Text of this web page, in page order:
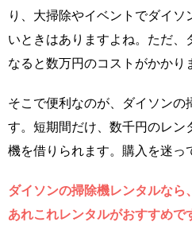
り、大掃除やイベントでダイソ
いときはありますよね。ただ、
なると数万円のコストがかかり
そこで便利なのが、ダイソンの
す。短期間だけ、数千円のレン
機を借りられます。購入を迷っ
ダイソンの掃除機レンタルな
あれこれレンタルがおすすめで